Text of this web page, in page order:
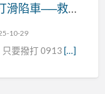
在鄉間小路、農田泥地輪胎打滑陷車──救援業者的自救脫困指南
10-29
要撥打 0913 […]